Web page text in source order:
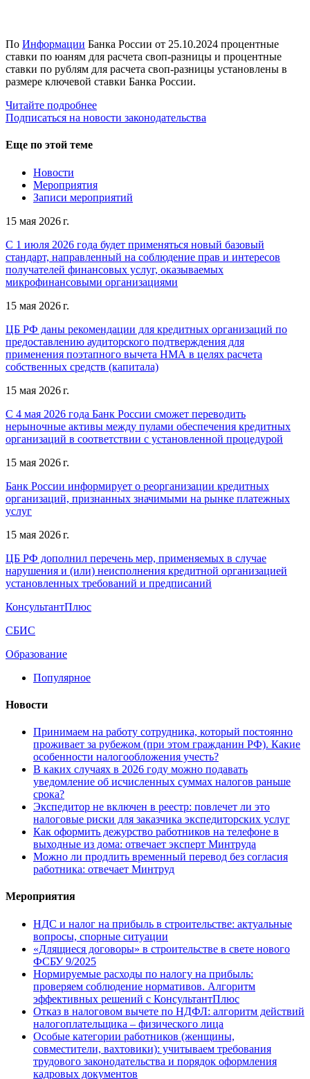
По Информации Банка России от 25.10.2024 процентные
ставки по юаням для расчета своп-разницы и процентные
ставки по рублям для расчета своп-разницы установлены в
размере ключевой ставки Банка России.
Читайте подробнее
Подписаться на новости законодательства
Еще по этой теме
Новости
Мероприятия
Записи мероприятий
15 мая 2026 г.
С 1 июля 2026 года будет применяться новый базовый
стандарт, направленный на соблюдение прав и интересов
получателей финансовых услуг, оказываемых
микрофинансовыми организациями
15 мая 2026 г.
ЦБ РФ даны рекомендации для кредитных организаций по
предоставлению аудиторского подтверждения для
применения поэтапного вычета НМА в целях расчета
собственных средств (капитала)
15 мая 2026 г.
С 4 мая 2026 года Банк России сможет переводить
нерыночные активы между пулами обеспечения кредитных
организаций в соответствии с установленной процедурой
15 мая 2026 г.
Банк России информирует о реорганизации кредитных
организаций, признанных значимыми на рынке платежных
услуг
15 мая 2026 г.
ЦБ РФ дополнил перечень мер, применяемых в случае
нарушения и (или) неисполнения кредитной организацией
установленных требований и предписаний
КонсультантПлюс
СБИС
Образование
Популярное
Новости
Принимаем на работу сотрудника, который постоянно
проживает за рубежом (при этом гражданин РФ). Какие
особенности налогообложения учесть?
В каких случаях в 2026 году можно подавать
уведомление об исчисленных суммах налогов раньше
срока?
Экспедитор не включен в реестр: повлечет ли это
налоговые риски для заказчика экспедиторских услуг
Как оформить дежурство работников на телефоне в
выходные из дома: отвечает эксперт Минтруда
Можно ли продлить временный перевод без согласия
работника: отвечает Минтруд
Мероприятия
НДС и налог на прибыль в строительстве: актуальные
вопросы, спорные ситуации
«Длящиеся договоры» в строительстве в свете нового
ФСБУ 9/2025
Нормируемые расходы по налогу на прибыль:
проверяем соблюдение нормативов. Алгоритм
эффективных решений с КонсультантПлюс
Отказ в налоговом вычете по НДФЛ: алгоритм действий
налогоплательщика – физического лица
Особые категории работников (женщины,
совместители, вахтовики): учитываем требования
трудового законодательства и порядок оформления
кадровых документов